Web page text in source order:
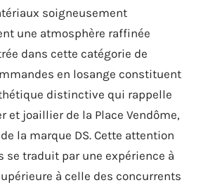
soigneusement
une atmosphère raffinée
dans cette catégorie de
en losange constituent
distinctive qui rappelle
et joaillier de la Place Vendôme,
la marque DS. Cette attention
se traduit par une expérience à
à celle des concurrents